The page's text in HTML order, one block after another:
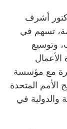
أشرف
تسهم في
وتوسيع
الأعمال
مع مؤسسة
المتحدة
والدولية في